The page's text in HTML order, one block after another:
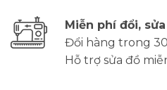
Miễn phí đổi,
Đổi hàng trong
Hỗ trợ sửa đồ